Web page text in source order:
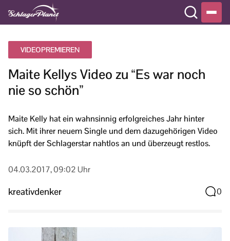
VIDEOPREMIEREN
Maite Kellys Video zu “Es war noch
nie so schön”
Maite Kelly hat ein wahnsinnig erfolgreiches Jahr hinter
sich. Mit ihrer neuem Single und dem dazugehörigen Video
knüpft der Schlagerstar nahtlos an und überzeugt restlos.
04.03.2017, 09:02 Uhr
kreativdenker 0